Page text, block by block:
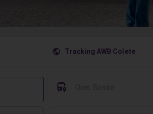
󰇧 Tracking AWB Colete
󱈒